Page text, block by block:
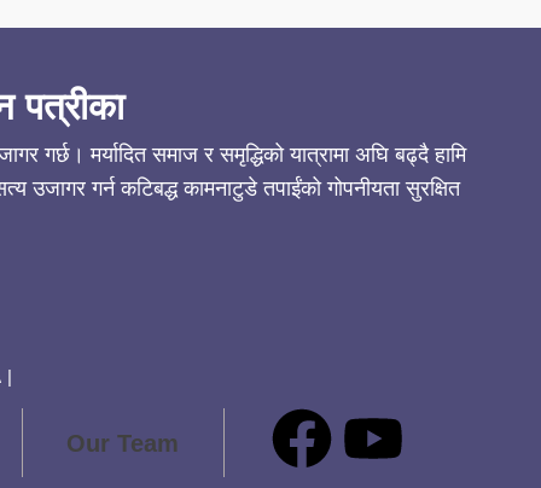
पत्रीका
गर्छ। मर्यादित समाज र समृद्धिको यात्रामा अघि बढ्दै हामि
गर्न कटिबद्ध कामनाटुडे तपाईंको गोपनीयता सुरक्षित
|
Our Team